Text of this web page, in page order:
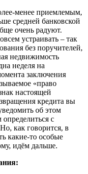
менее приемлемым,
средней банковской
очень радуют.
устраивать – так
без поручителей,
недвижимость
неделя на
заключения
«право
настоящей
кредита вы
об этом
с
как говорится, в
какие-то особые
идём дальше.